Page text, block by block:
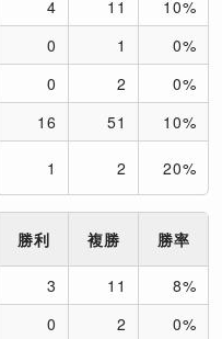
4 11
10%
0 1
0%
0 2
0%
16 51
10%
1 2 20%
勝利 複勝 勝率
3 11
8%
0 2
0%